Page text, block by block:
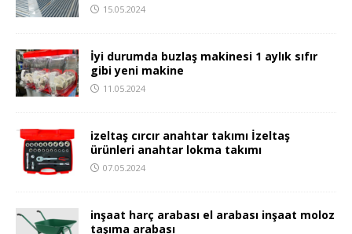
15.05.2024
İyi durumda buzlaş makinesi 1 aylık sıfır
gibi yeni makine
11.05.2024
izeltaş cırcır anahtar takımı İzeltaş
ürünleri anahtar lokma takımı
07.05.2024
inşaat harç arabası el arabası inşaat moloz
taşıma arabası